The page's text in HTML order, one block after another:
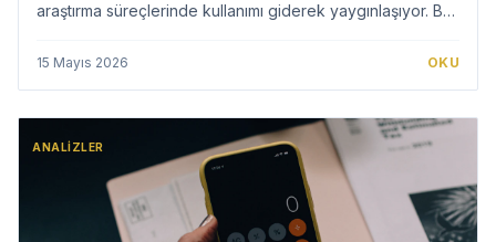
araştırma süreçlerinde kullanımı giderek yaygınlaşıyor. Bu
güncelliğini ve etik uygunluğunu…
15 Mayıs 2026 OKU
ANALIZLER